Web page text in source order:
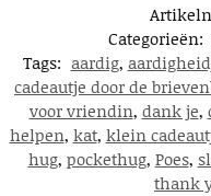
Categorieën:
Tags: aardig,
cadeautje door de
voor vriendin, dank je,
helpen, kat, klein
hug, pockethug, Poes,
thank